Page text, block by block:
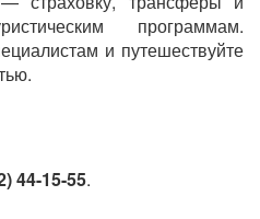
программам.
и путешествуйте
44-15-55.